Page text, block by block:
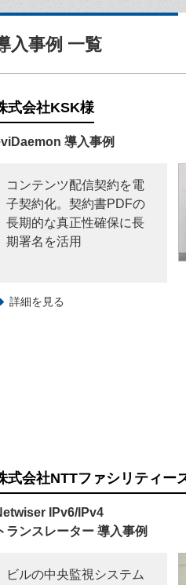
入事例 一覧
式会社KSK様
導入事例
コンテンツ配信契約を電
子契約化。契約書PDFの
長期的な真正性確保に長
期署名を活用
詳細を見る
式会社NTTファシリティー
IPv6/IPv4
トランスレーター 導入事例
ビルの中央監視システム